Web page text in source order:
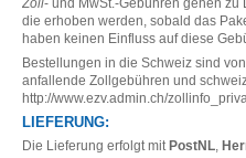
die erhoben werden, sobald das
haben keinen Einfluss auf diese
Bestellungen in die Schweiz sind
anfallende Zollgebühren und
http://www.ezv.admin.ch/
LIEFERUNG:
Die Lieferung erfolgt mit PostNL,